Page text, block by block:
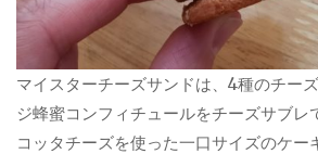
マイスターチーズサンドは、4種のチー
ジ蜂蜜コンフィチュールをチーズサブレ
コッタチーズを使った一口サイズのケー